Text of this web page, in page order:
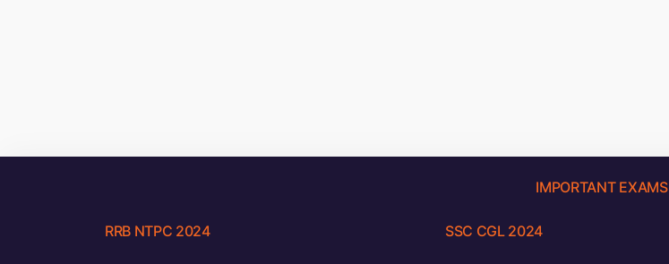
IMPORTANT EXAMS
RRB NTPC 2024 SSC CGL 2024